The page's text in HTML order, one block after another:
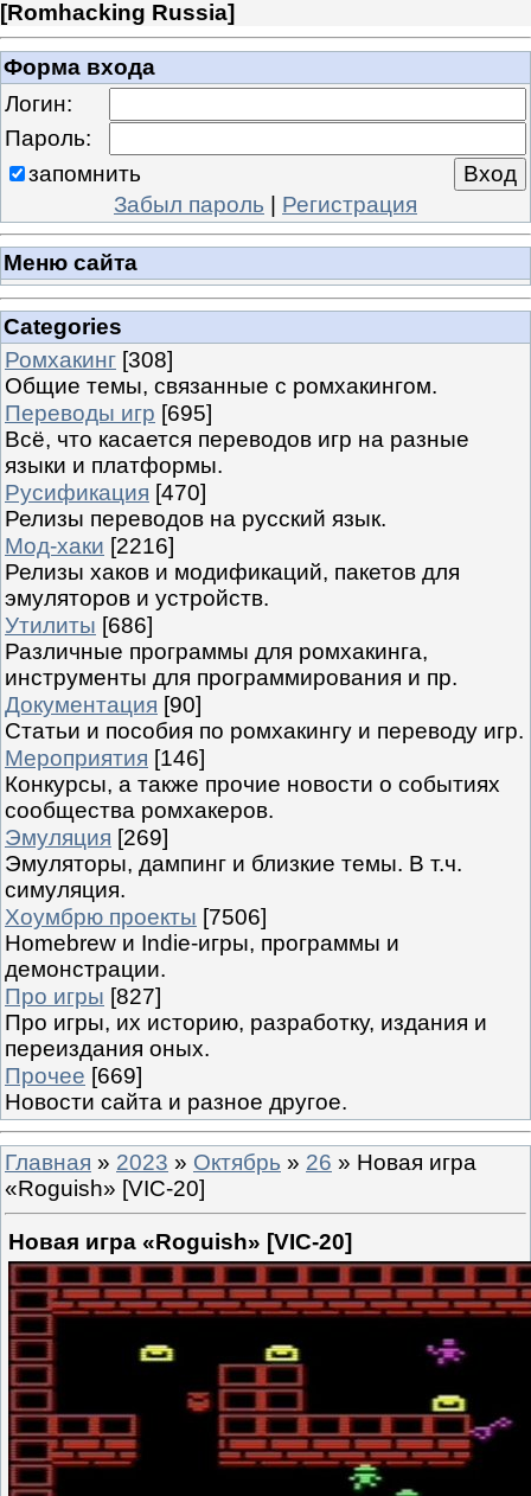
[Romhacking Russia]
Форма входа
Логин:
Пароль:
запомнить
Забыл пароль | Регистрация
Меню сайта
Categories
Ромхакинг [308]
Общие темы, связанные с ромхакингом.
Переводы игр [695]
Всё, что касается переводов игр на разные
языки и платформы.
Русификация [470]
Релизы переводов на русский язык.
Мод-хаки [2216]
Релизы хаков и модификаций, пакетов для
эмуляторов и устройств.
Утилиты [686]
Различные программы для ромхакинга,
инструменты для программирования и пр.
Документация [90]
Статьи и пособия по ромхакингу и переводу игр.
Мероприятия [146]
Конкурсы, а также прочие новости о событиях
сообщества ромхакеров.
Эмуляция [269]
Эмуляторы, дампинг и близкие темы. В т.ч.
симуляция.
Хоумбрю проекты [7506]
Homebrew и Indie-игры, программы и
демонстрации.
Про игры [827]
Про игры, их историю, разработку, издания и
переиздания оных.
Прочее [669]
Новости сайта и разное другое.
Главная » 2023 » Октябрь » 26 » Новая игра
«Roguish» [VIC-20]
Новая игра «Roguish» [VIC-20]